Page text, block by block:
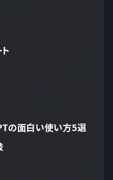
の面白い使い方5選